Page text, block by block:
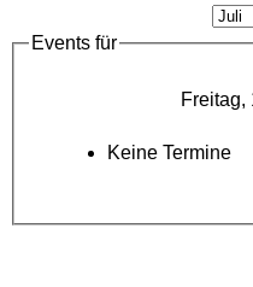
Events für
Freitag,
Keine Termine